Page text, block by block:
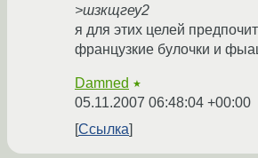
>шзкщгеу2
я для этих целей
французкие булочки и
Damned ★
05.11.2007 06:48:04 +00:00
Ссылка